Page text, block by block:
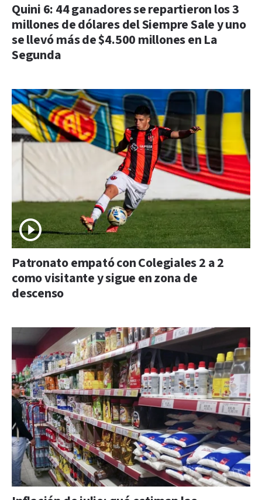
Quini 6: 44 ganadores se repartieron los 3
millones de dólares del Siempre Sale y uno
se llevó más de $4.500 millones en La
Segunda
Patronato empató con Colegiales 2 a 2
como visitante y sigue en zona de
descenso